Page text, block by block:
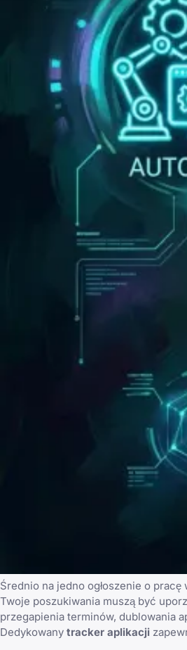
Średnio na jedno ogłoszenie o
Twoje poszukiwania muszą być
przegapienia terminów, dublowania
Dedykowany tracker aplikacji